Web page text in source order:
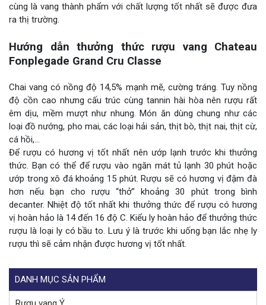
cùng là vang thành phẩm với chất lượng tốt nhất sẽ được đưa
ra thị trường.
Hướng dẫn thưởng thức rượu vang Chateau
Fonplegade Grand Cru Classe
Chai vang có nồng độ 14,5% mạnh mẽ, cường tráng. Tuy nồng
độ cồn cao nhưng cấu trúc cùng tannin hài hòa nên rượu rất
êm dịu, mềm mượt như nhung. Món ăn dùng chung như các
loại đồ nướng, pho mai, các loại hải sản, thịt bò, thịt nai, thịt cừ,
cá hồi,…
Để rượu có hương vị tốt nhất nên ướp lạnh trước khi thưởng
thức. Bạn có thể để rượu vào ngăn mát tủ lạnh 30 phút hoặc
ướp trong xô đá khoảng 15 phút. Rượu sẽ có hương vị đậm đà
hơn nếu bạn cho rượu “thở” khoảng 30 phút trong bình
decanter. Nhiệt độ tốt nhất khi thưởng thức để rượu có hương
vị hoàn hảo là 14 đến 16 độ C. Kiểu ly hoàn hảo để thưởng thức
rượu là loại ly có bầu to. Lưu ý là trước khi uống bạn lắc nhẹ ly
rượu thì sẽ cảm nhận được hương vị tốt nhất.
DANH MỤC SẢN PHẨM